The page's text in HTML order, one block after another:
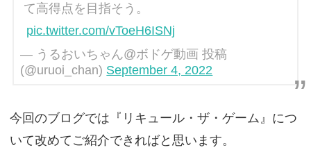
て高得点を目指そう。
pic.twitter.com/vToeH6ISNj
— うるおいちゃん@ボドゲ動画 投稿
(@uruoi_chan) September 4, 2022
今回のブログでは『リキュール・ザ・ゲーム』につ
いて改めてご紹介できればと思います。